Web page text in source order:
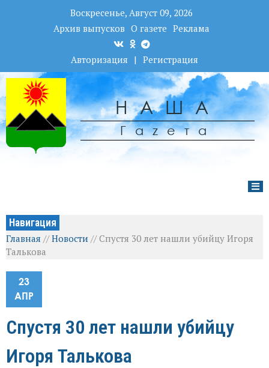
Воскресенье, Август 09, 2026
Архив выпусков О газете Реклама
Авторизация | Регистрация
НАША
Гаzета
Навигация
Главная //Новости //Спустя 30 лет нашли убийцу Игоря
Талькова
23
АПР
Спустя 30 лет нашли убийцу
Игоря Талькова